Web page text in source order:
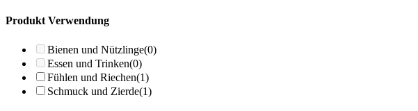
Produkt Verwendung
Bienen und Nützlinge(0)
Essen und Trinken(0)
Fühlen und Riechen(1)
Schmuck und Zierde(1)